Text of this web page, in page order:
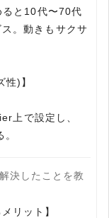
ると10代〜70代
。動きもサクサ
性)】
上で設定し、
決したことを教
リット】